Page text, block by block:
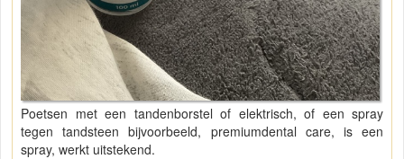
Poetsen met een tandenborstel of elektrisch, of een spray
tegen tandsteen bijvoorbeeld, premiumdental care, is een
spray, werkt uitstekend.